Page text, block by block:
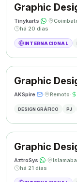
Graphic
Tinykarts· ·
há 20 dias
INTERNACIONAL
Graphic
AKSpire· · Remoto·
DESIGN GRÁFICO PJ
Graphic
AztroSys· ·
há 21 dias